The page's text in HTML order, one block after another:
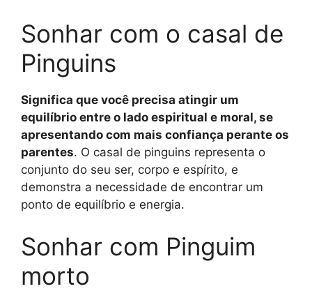
Sonhar com o casal de
Pinguins
Significa que você precisa atingir um
equilíbrio entre o lado espiritual e moral, se
apresentando com mais confiança perante os
parentes. O casal de pinguins representa o
conjunto do seu ser, corpo e espírito, e
demonstra a necessidade de encontrar um
ponto de equilíbrio e energia.
Sonhar com Pinguim
morto